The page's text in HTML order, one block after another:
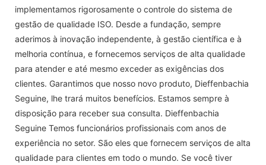
implementamos rigorosamente o controle do sistema de
gestão de qualidade ISO. Desde a fundação, sempre
aderimos à inovação independente, à gestão científica e à
melhoria contínua, e fornecemos serviços de alta qualidade
para atender e até mesmo exceder as exigências dos
clientes. Garantimos que nosso novo produto, Dieffenbachia
Seguine, lhe trará muitos benefícios. Estamos sempre à
disposição para receber sua consulta. Dieffenbachia
Seguine Temos funcionários profissionais com anos de
experiência no setor. São eles que fornecem serviços de alta
qualidade para clientes em todo o mundo. Se você tiver